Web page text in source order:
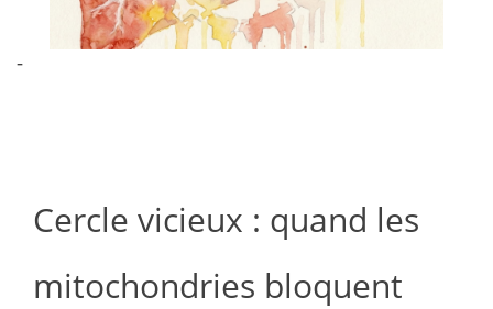
-
Cercle vicieux : quand les
mitochondries bloquent